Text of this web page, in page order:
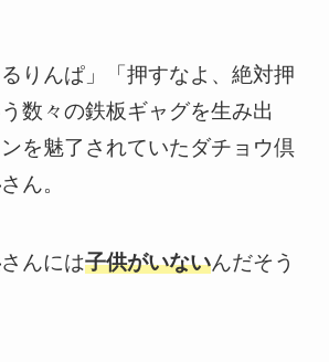
るりんぱ」「押すなよ、絶対押
数々の鉄板ギャグを生み出
を魅了されていたダチョウ倶
さん。
さんには子供がいないんだそう